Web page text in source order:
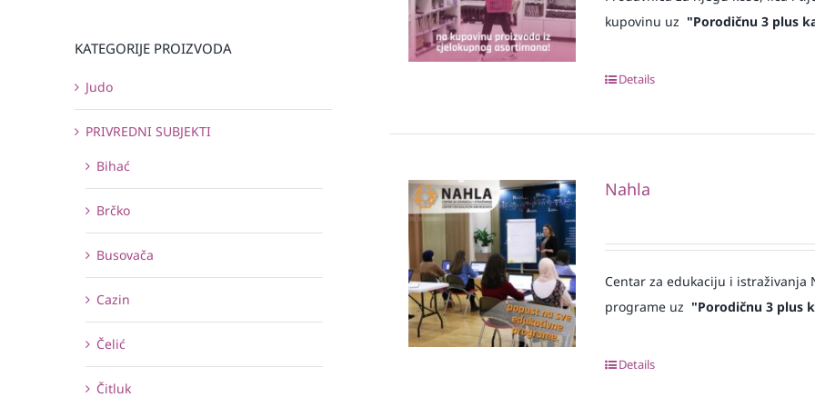
kupovinu uz "Porodičnu 3 plus
Details
Nahla
Centar za edukaciju i istraživanja
programe uz "Porodičnu 3 plus
Details
KATEGORIJE PROIZVODA
Judo
PRIVREDNI SUBJEKTI
Bihać
Brčko
Busovača
Cazin
Čelić
Čitluk